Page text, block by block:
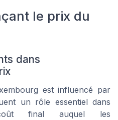
le prix du
dans
est influencé par
un rôle essentiel dans
final auquel les